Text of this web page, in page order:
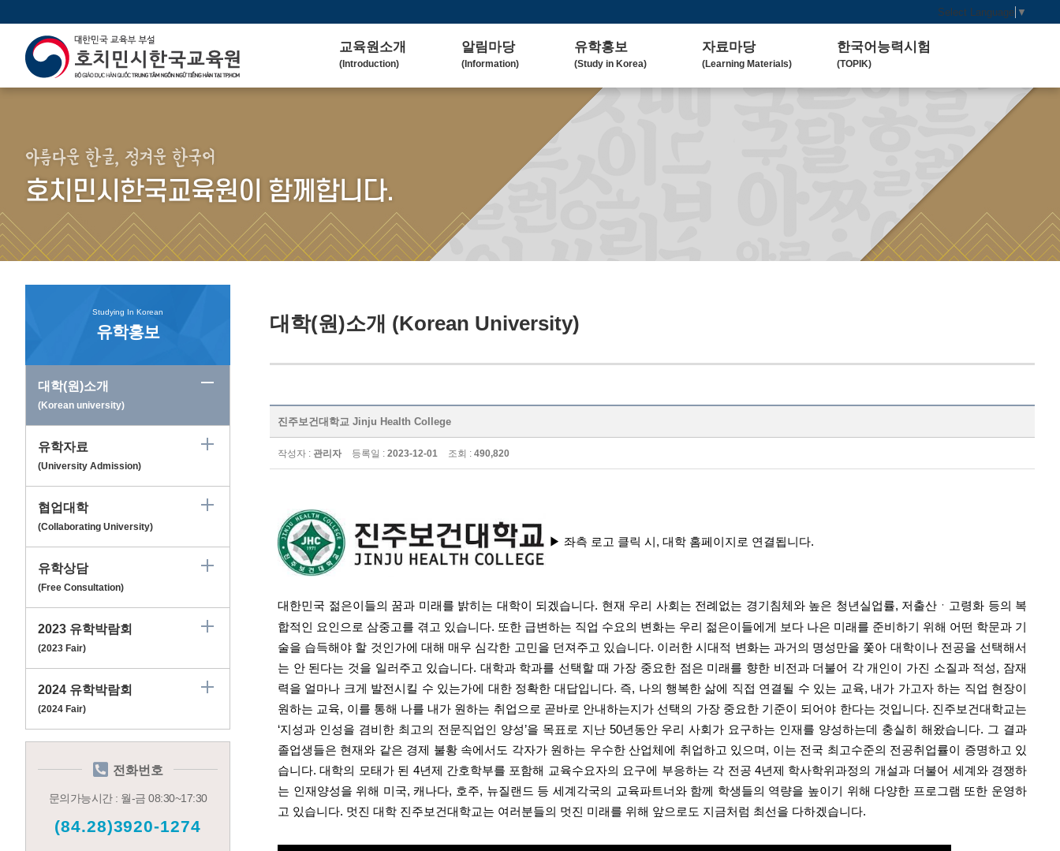
Select Language ▼
교육원소개
(Introduction)
(Main Duty)
(Korean Education)
연락처/위치
(Contact / Address)
알림마당
(Information)
언론보도
(Media Coverage)
유학홍보
(Study in Korea)
대학(원)소개
(Korean University)
(2023 Fair)
자료마당
(Learning Materials)
한국 교육 자료
한국어능력시험
(TOPIK)
토픽(TOPIK) 안내
아름다운 한글, 정겨운 한국어
호치민시한국교육원이 함께합니다.
Studying In Korean
유학홍보
대학(원)소개
(Korean university)
유학자료
(University Admission)
협업대학
(Collaborating University)
유학상담
(Free Consultation)
2023 유학박람회
(2023 Fair)
2024 유학박람회
(2024 Fair)
전화번호
문의가능시간 : 월-금 08:30~17:30
(84.28)3920-1274
대학(원)소개 (Korean University)
진주보건대학교 Jinju Health College
작성자 : 관리자 등록일 : 2023-12-01 조회 : 490,820
▶ 좌측 로고 클릭 시, 대학 홈페이지로 연결됩니다.
대한민국 젊은이들의 꿈과 미래를 밝히는 대학이 되겠습니다. 현재 우리 사회는 전례없는 경기침체와 높은 청년실업률, 저출산 ㆍ 고령화 등의 복
합적인 요인으로 삼중고를 겪고 있습니다. 또한 급변하는 직업 수요의 변화는 우리 젊은이들에게 보다 나은 미래를 준비하기 위해 어떤 학문과 기
술을 습득해야 할 것인가에 대해 매우 심각한 고민을 던져주고 있습니다. 이러한 시대적 변화는 과거의 명성만을 쫓아 대학이나 전공을 선택해서
는 안 된다는 것을 일러주고 있습니다. 대학과 학과를 선택할 때 가장 중요한 점은 미래를 향한 비전과 더불어 각 개인이 가진 소질과 적성, 잠재
력을 얼마나 크게 발전시킬 수 있는가에 대한 정확한 대답입니다. 즉, 나의 행복한 삶에 직접 연결될 수 있는 교육, 내가 가고자 하는 직업 현장이
원하는 교육, 이를 통해 나를 내가 원하는 취업으로 곧바로 안내하는지가 선택의 가장 중요한 기준이 되어야 한다는 것입니다. 진주보건대학교는
‘지성과 인성을 겸비한 최고의 전문직업인 양성’을 목표로 지난 50년동안 우리 사회가 요구하는 인재를 양성하는데 충실히 해왔습니다. 그 결과
졸업생들은 현재와 같은 경제 불황 속에서도 각자가 원하는 우수한 산업체에 취업하고 있으며 , 이는 전국 최고수준의 전공취업률이 증명하고 있
습니다.대학의 모태가 된 4년제 간호학부를 포함해 교육수요자의 요구에 부응하는 각 전공 4년제 학사학위과정의 개설과 더불어 세계와 경쟁하
는 인재양성을 위해 미국,캐나다, 호주, 뉴질랜드 등 세계각국의 교육파트너와 함께 학생들의 역량을 높이기 위해 다양한 프로그램 또한 운영하
고 있습니다. 멋진 대학 진주보건대학교는 여러분들의 멋진 미래를 위해 앞으로도 지금처럼 최선을 다하겠습니다.